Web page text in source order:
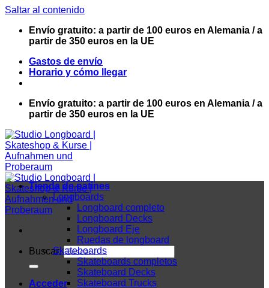
Saltar al contenido
Envío gratuito: a partir de 100 euros en Alemania / a
partir de 350 euros en la UE
Gastos de envío
Horario y cómo llegar
Envío gratuito: a partir de 100 euros en Alemania / a
partir de 350 euros en la UE
Buscar:
Acceder
Tienda de patines
Longboards
Longboard completo
Longboard Decks
Longboard Eje
Ruedas de longboard
Skateboards
Skateboards completos
Skateboard Decks
Skateboard Trucks